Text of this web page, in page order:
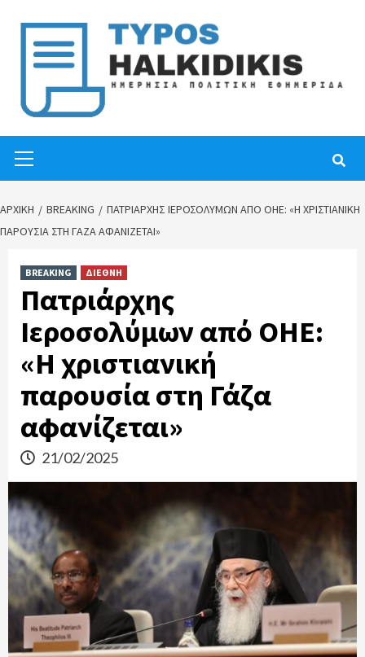
content
Menu
ΑΡΧΙΚΉ BREAKING
ΠΑΤΡΙΆΡΧΗΣ ΙΕΡΟΣΟΛΎΜΩΝ ΑΠΌ ΟΗΕ: «Η ΧΡΙΣΤΙΑΝΙΚΉ
ΠΑΡΟΥΣΊΑ ΣΤΗ ΓΆΖΑ ΑΦΑΝΊΖΕΤΑΙ»
BREAKING ΔΙΕΘΝΗ
Πατριάρχης
Ιεροσολύμων από ΟΗΕ:
«Η χριστιανική
παρουσία στη Γάζα
αφανίζεται»
21/02/2025